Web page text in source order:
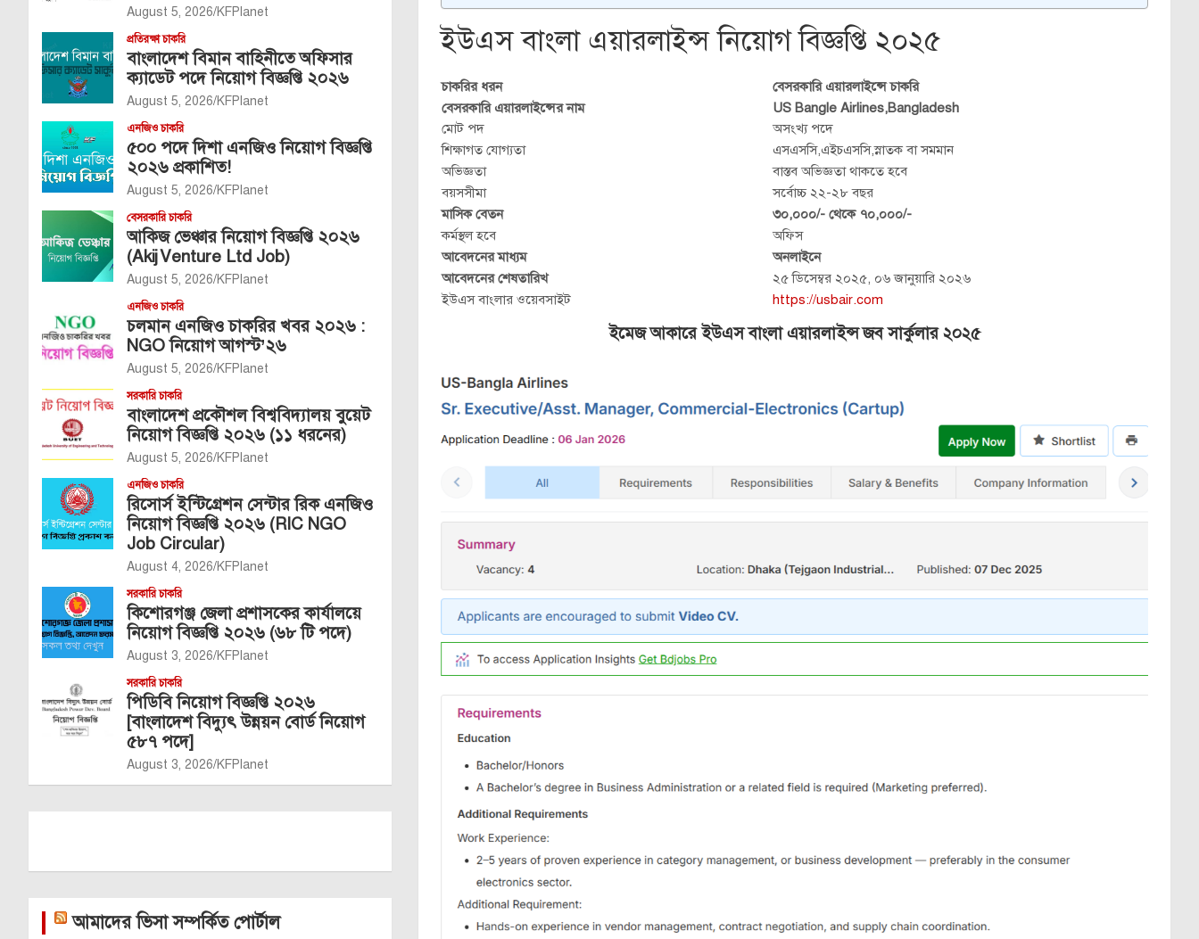
ইউএস বাংলা এয়ারলাইন্স নিয়োগ বিজ্ঞপ্তি ২০২৫
চাকরির ধরন
বেসরকারি এয়ারলাইন্সে চাকরি
বেসরকারি এয়ারলাইন্সের নাম
US Bangle Airlines,Bangladesh
মোট পদ
অসংখ্য পদে
শিক্ষাগত যোগ্যতা
এসএসসি,এইচএসসি,স্নাতক বা সমমান
অভিজ্ঞতা
বাস্তব অভিজ্ঞতা থাকতে হবে
বয়সসীমা
সর্বোচ্চ ২২-২৮ বছর
মাসিক বেতন
৩০,০০০/- থেকে ৭০,০০০/-
কর্মস্থল হবে
অফিস
আবেদনের মাধ্যম
অনলাইনে
আবেদনের শেষতারিখ
২৫ ডিসেম্বর ২০২৫, ০৬ জানুয়ারি ২০২৬
ইউএস বাংলার ওয়েবসাইট
https://usbair.com
ইমেজ আকারে ইউএস বাংলা এয়ারলাইন্স জব সার্কুলার ২০২৫
August 5, 2026 KFPlanet
প্রতিরক্ষা চাকরি
বাংলাদেশ বিমান বাহিনীতে অফিসার
ক্যাডেট পদে নিয়োগ বিজ্ঞপ্তি ২০২৬
August 5, 2026 KFPlanet
এনজিও চাকরি
৫০০ পদে দিশা এনজিও নিয়োগ বিজ্ঞপ্তি
২০২৬ প্রকাশিত!
August 5, 2026 KFPlanet
বেসরকারি চাকরি
আকিজ ভেঞ্চার নিয়োগ বিজ্ঞপ্তি ২০২৬
(Akij Venture Ltd Job)
August 5, 2026 KFPlanet
এনজিও চাকরি
চলমান এনজিও চাকরির খবর ২০২৬ :
NGO নিয়োগ আগস্ট’২৬
August 5, 2026 KFPlanet
সরকারি চাকরি
বাংলাদেশ প্রকৌশল বিশ্ববিদ্যালয় বুয়েট
নিয়োগ বিজ্ঞপ্তি ২০২৬ (১১ ধরনের)
August 5, 2026 KFPlanet
এনজিও চাকরি
রিসোর্স ইন্টিগ্রেশন সেন্টার রিক এনজিও
নিয়োগ বিজ্ঞপ্তি ২০২৬ (RIC NGO
Job Circular)
August 4, 2026 KFPlanet
সরকারি চাকরি
কিশোরগঞ্জ জেলা প্রশাসকের কার্যালয়ে
নিয়োগ বিজ্ঞপ্তি ২০২৬ (৬৮ টি পদে)
August 3, 2026 KFPlanet
সরকারি চাকরি
পিডিবি নিয়োগ বিজ্ঞপ্তি ২০২৬
[বাংলাদেশ বিদ্যুৎ উন্নয়ন বোর্ড নিয়োগ
৫৮৭ পদে]
August 3, 2026 KFPlanet
আমাদের ভিসা সম্পর্কিত পোর্টাল